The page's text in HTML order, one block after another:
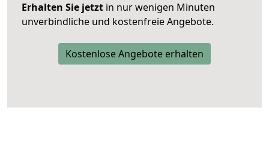
Erhalten Sie jetzt in nur wenigen Minuten
unverbindliche und kostenfreie Angebote.
Kostenlose Angebote erhalten